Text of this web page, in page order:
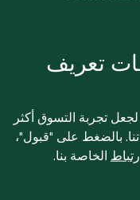
تعريف
تجربة التسوق أكثر
بالضغط على "قبول"،
الخاصة بنا.